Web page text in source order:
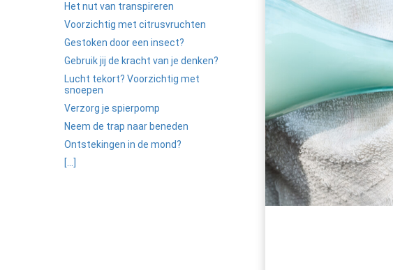
Het nut van transpireren
Voorzichtig met citrusvruchten
Gestoken door een insect?
Gebruik jij de kracht van je denken?
Lucht tekort? Voorzichtig met
snoepen
Verzorg je spierpomp
Neem de trap naar beneden
Ontstekingen in de mond?
[...]